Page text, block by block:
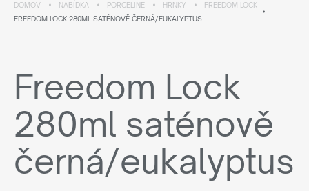
DOMOV NABÍDKA PORCELINE HRNKY
FREEDOM LOCK
FREEDOM LOCK 280ML SATÉNOVĚ ČERNÁ/EUKALYPTUS
Freedom Lock
280ml saténově
černá/eukalyptus